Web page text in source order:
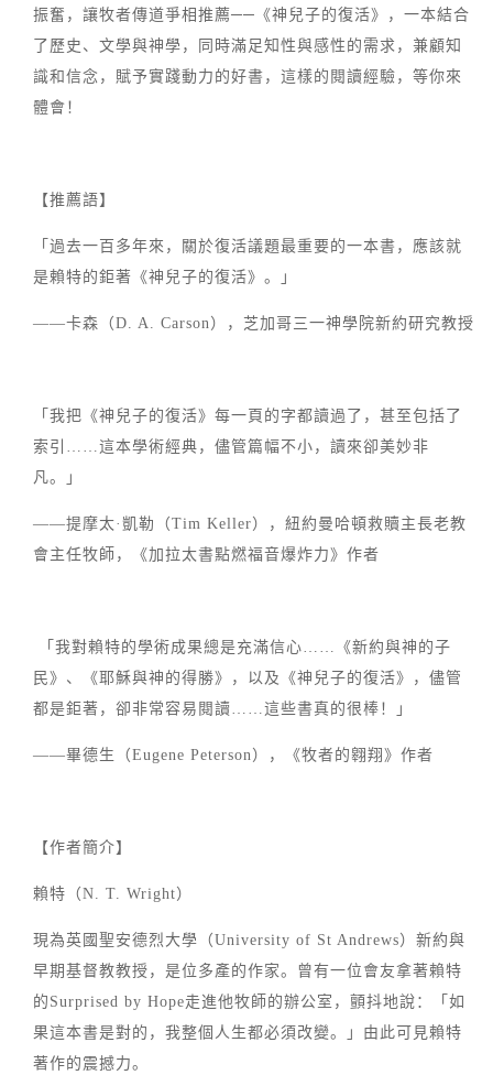
振奮，讓牧者傳道爭相推薦──《神兒子的復活》，一本結合
了歷史、文學與神學，同時滿足知性與感性的需求，兼顧知
識和信念，賦予實踐動力的好書，這樣的閱讀經驗，等你來
體會！
【推薦語】
「過去一百多年來，關於復活議題最重要的一本書，應該就
是賴特的鉅著《神兒子的復活》。」
——卡森（D. A. Carson），芝加哥三一神學院新約研究教授
「我把《神兒子的復活》每一頁的字都讀過了，甚至包括了
索引……這本學術經典，儘管篇幅不小，讀來卻美妙非
凡。」
——提摩太·凱勒（Tim Keller），紐約曼哈頓救贖主長老教
會主任牧師，《加拉太書點燃福音爆炸力》作者
「我對賴特的學術成果總是充滿信心……《新約與神的子
民》、《耶穌與神的得勝》，以及《神兒子的復活》，儘管
都是鉅著，卻非常容易閱讀……這些書真的很棒！」
——畢德生（Eugene Peterson），《牧者的翱翔》作者
【作者簡介】
賴特（N. T. Wright）
現為英國聖安德烈大學（University of St Andrews）新約與
早期基督教教授，是位多產的作家。曾有一位會友拿著賴特
的Surprised by Hope走進他牧師的辦公室，顫抖地說：「如
果這本書是對的，我整個人生都必須改變。」由此可見賴特
著作的震撼力。